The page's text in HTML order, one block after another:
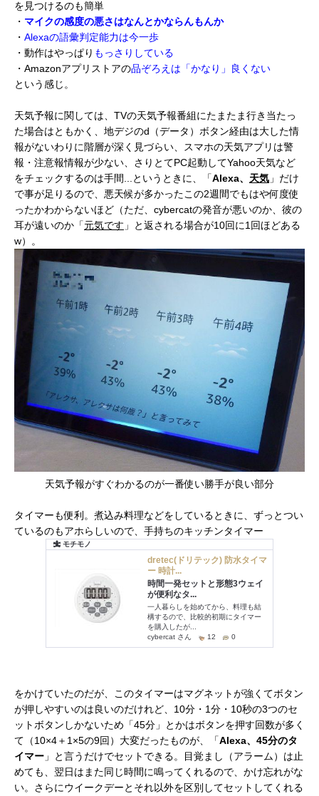
を見つけるのも簡単
・ マイクの感度の悪さはなんとかならんもんか
・ Alexaの語彙判定能力は今一歩
・動作はやっぱり もっさりしている
・Amazonアプリストアの品ぞろえは「かなり」良くない
という感じ。
天気予報に関しては、TVの天気予報番組にたまたま行き当たっ
た場合はともかく、地デジのd（データ）ボタン経由は大した情
報がないわりに階層が深く見づらい、スマホの天気アプリは警
報・注意報情報が少ない、さりとてPC起動してYahoo天気など
をチェックするのは手間...というときに、「Alexa、 天気 」だけ
で事が足りるので、悪天候が多かったこの2週間でもはや何度使
ったかわからないほど（ただ、cybercatの発音が悪いのか、彼の
耳が遠いのか「元気です 」と返される場合が10回に1回ほどある
w）。
天気予報がすぐわかるのが一番使い勝手が良い部分
タイマーも便利。煮込み料理などをしているときに、ずっとつい
ているのもアホらしいので、手持ちのキッチンタイマー
をかけていたのだが、このタイマーはマグネットが強くてボタン
が押しやすいのは良いのだけれど、10分・1分・10秒の3つのセ
ットボタンしかないため「45分」とかはボタンを押す回数が多く
て（10×4＋1×5の9回）大変だったものが、「Alexa、45分のタ
イマー 」と言うだけでセットできる。目覚まし（アラーム）は止
めても、翌日はまた同じ時間に鳴ってくれるので、かけ忘れがな
い。さらにウイークデーとそれ以外を区別してセットしてくれる